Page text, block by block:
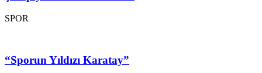
SPOR
“Sporun Yıldızı Karatay”